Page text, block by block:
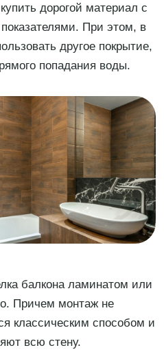
дорогой материал с
При этом, в
другое покрытие,
попадания воды.
балкона ламинатом или
Причем монтаж не
классическим способом и
всю стену.